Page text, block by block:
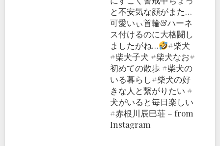
と不安気な顔がまた…
可愛いぃ首輪&ハーネ
ス付けるのに大格闘し
ましたがね…
#柴犬
#柴犬子犬 #柴犬なお#
初めての散歩 #柴犬の
いる暮らし#柴犬の好
きな人と繋がりたい #
犬がいると毎日楽しい
#赤根川辰巳荘 – from
Instagram